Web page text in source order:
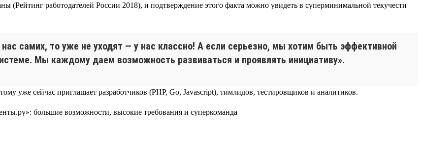
(Рейтинг работодателей России 2018), и подтверждение этого факта можно увидеть в суперминимальной текучести
самих, то уже не уходят — у нас классно! А если серьезно, мы хотим быть эффективной
Мы каждому даем возможность развиваться и проявлять инициативу».
уже сейчас приглашает разработчиков (PHP, Go, Javascript), тимлидов, тестировщиков и аналитиков.